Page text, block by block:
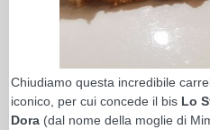
Chiudiamo questa incredibile
iconico, per cui concede il bis Lo
Dora (dal nome della moglie di